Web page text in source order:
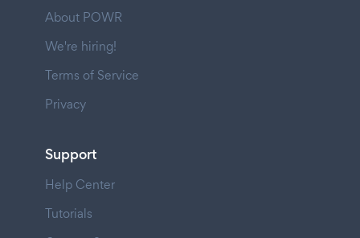
About POWR
We're hiring!
Terms of Service
Privacy
Support
Help Center
Tutorials